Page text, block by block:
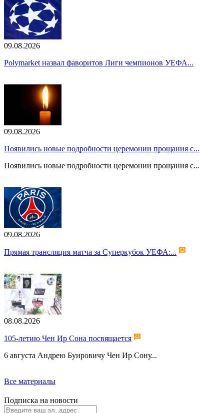
09.08.2026
Polymarket назвал фаворитов Лиги чемпионов УЕФА...
09.08.2026
Появились новые подробности церемонии прощания с...
Появились новые подробности церемонии прощания с...
09.08.2026
Прямая трансляция матча за Суперкубок УЕФА:...
08.08.2026
105-летию Чен Ир Сона посвящается
6 августа Андрею Буировичу Чен Ир Сону...
Все материалы
Подписка на новости